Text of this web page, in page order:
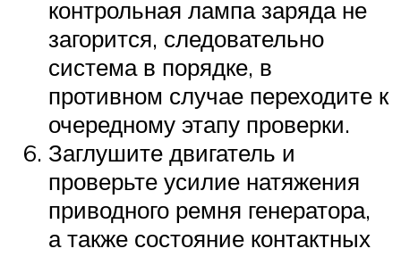
контрольная лампа заряда не
загорится, следовательно
система в порядке, в
противном случае переходите к
очередному этапу проверки.
Заглушите двигатель и
проверьте усилие натяжения
приводного ремня генератора,
а также состояние контактных